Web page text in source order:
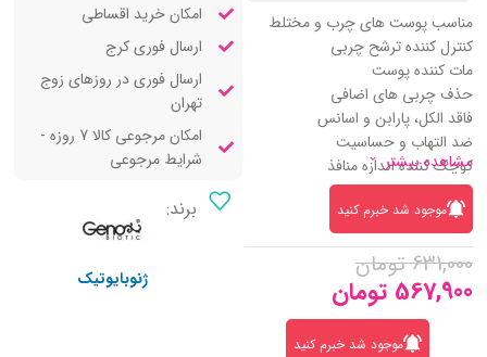
مناسب پوست های چرب و مختلط
کنترل کننده ترشح چربی
مات کننده پوست
حذف چربی های اضافی
فاقد الکل، پارابن و اسانس
ضد التهاب و حساسیت
کوچک کننده اندازه منافذ
تنظیم کننده PH پوست
رطوبت رسانی به پوست
حاوی عصاره گریپ فورت، مورد سبز و
سدیم هیالورونات
مشاهده بیشتر
موجود شد خبرم کنید
631,000 تومان
567,900 تومان
موجود شد خبرم کنید
امکان خرید اقساطی
ارسال فوری کرج
ارسال فوری در روزهای زوج
تهران
امکان مرجوعی کالا 7 روزه -
شرایط مرجوعی
برند:
ژنوبایوتیک